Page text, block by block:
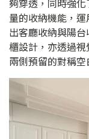
量的收納機能，
出客廳收納與陽
櫃設計，亦透過
兩側預留的對稱